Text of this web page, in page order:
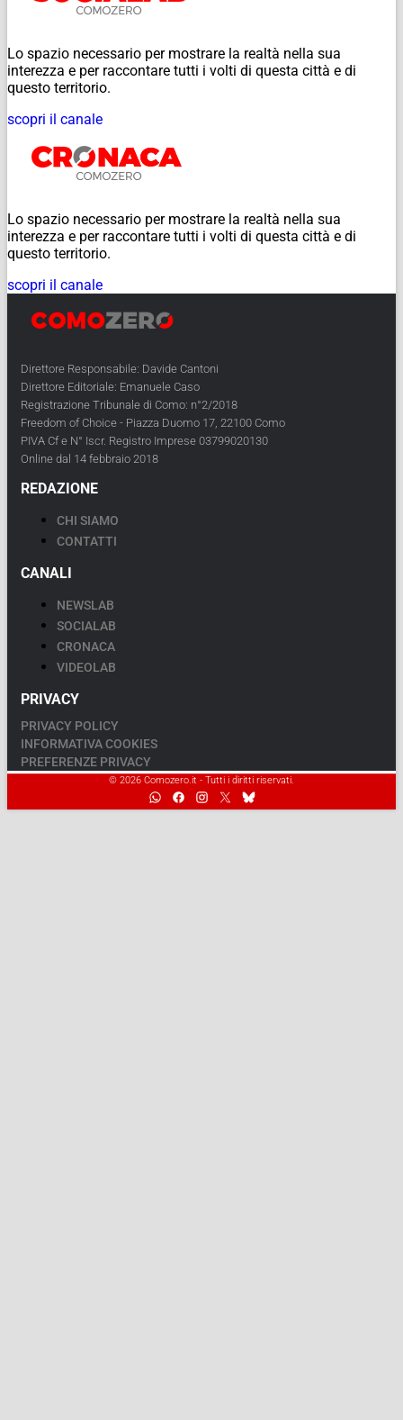
Lo spazio necessario per mostrare la realtà nella sua
interezza e per raccontare tutti i volti di questa città e di
questo territorio.
scopri il canale
Lo spazio necessario per mostrare la realtà nella sua
interezza e per raccontare tutti i volti di questa città e di
questo territorio.
scopri il canale
Direttore Responsabile: Davide Cantoni
Direttore Editoriale: Emanuele Caso
Registrazione Tribunale di Como: n°2/2018
Freedom of Choice - Piazza Duomo 17, 22100 Como
PIVA Cf e N° Iscr. Registro Imprese 03799020130
Online dal 14 febbraio 2018
REDAZIONE
CHI SIAMO
CONTATTI
CANALI
NEWSLAB
SOCIALAB
CRONACA
VIDEOLAB
PRIVACY
PRIVACY POLICY
INFORMATIVA COOKIES
PREFERENZE PRIVACY
© 2026 Comozero.it - Tutti i diritti riservati.